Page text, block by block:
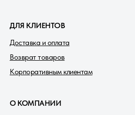
Доставка и оплата
ДЛЯ КЛИЕНТОВ
Возврат товаров
Корпоративным клиентам
О КОМПАНИИ